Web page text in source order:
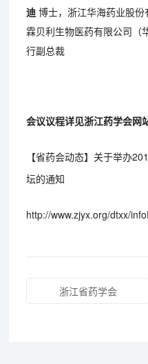
迪博士，浙江华海药业股
霖贝利生物医药有限公司（
行副总裁
会议议程详见浙江药学会网
【省药会动态】关于举办
坛的通知
http://www.zjyx.org/dtxx/
浙江省药学会